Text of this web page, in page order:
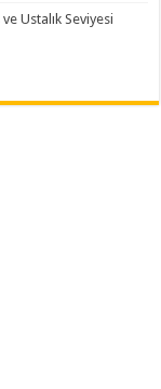
Ustalık Seviyesi